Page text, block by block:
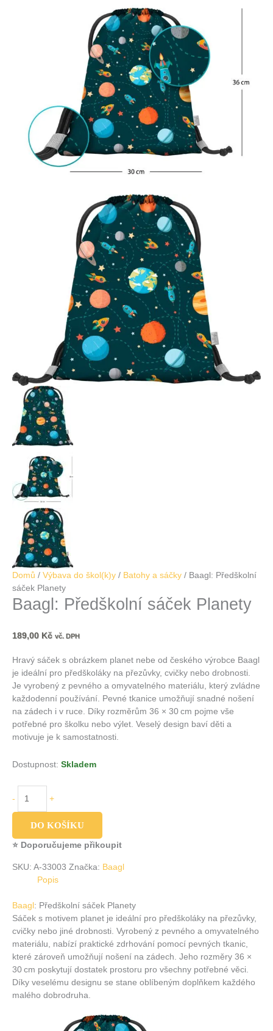
Domů / Výbava do škol(k)y / Batohy a sáčky / Baagl: Předškolní
sáček Planety
Baagl: Předškolní sáček Planety
189,00 Kč vč. DPH
Hravý sáček s obrázkem planet nebe od českého výrobce Baagl
je ideální pro předškoláky na přezůvky, cvičky nebo drobnosti.
Je vyrobený z pevného a omyvatelného materiálu, který zvládne
každodenní používání. Pevné tkanice umožňují snadné nošení
na zádech i v ruce. Díky rozměrům 36 × 30 cm pojme vše
potřebné pro školku nebo výlet. Veselý design baví děti a
motivuje je k samostatnosti.
Dostupnost: Skladem
- +
DO KOŠÍKU
⭐ Doporučujeme přikoupit
SKU: A-33003 Značka: Baagl
Popis
Baagl: Předškolní sáček Planety
Sáček s motivem planet je ideální pro předškoláky na přezůvky,
cvičky nebo jiné drobnosti. Vyrobený z pevného a omyvatelného
materiálu, nabízí praktické zdrhování pomocí pevných tkanic,
které zároveň umožňují nošení na zádech. Jeho rozměry 36 ×
30 cm poskytují dostatek prostoru pro všechny potřebné věci.
Díky veselému designu se stane oblíbeným doplňkem každého
malého dobrodruha.